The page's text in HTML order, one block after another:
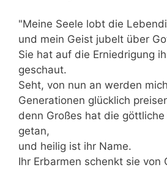
"Meine Seele lobt die
und mein Geist jubelt über
Sie hat auf die Erniedrigung
geschaut.
Seht, von nun an werden
Generationen glücklich
denn Großes hat die
getan,
und heilig ist ihr Name.
Ihr Erbarmen schenkt sie von